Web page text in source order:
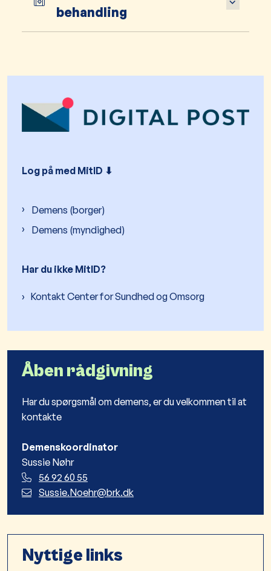
behandling
Log på med MitID ⬇︎
Demens (borger)
Demens (myndighed)
Har du ikke MitID?
Kontakt Center for Sundhed og Omsorg
Åben rådgivning
Har du spørgsmål om demens, er du velkommen til at
kontakte
Demenskoordinator
Sussie Nøhr
56 92 60 55
Sussie.Noehr@brk.dk
Nyttige links